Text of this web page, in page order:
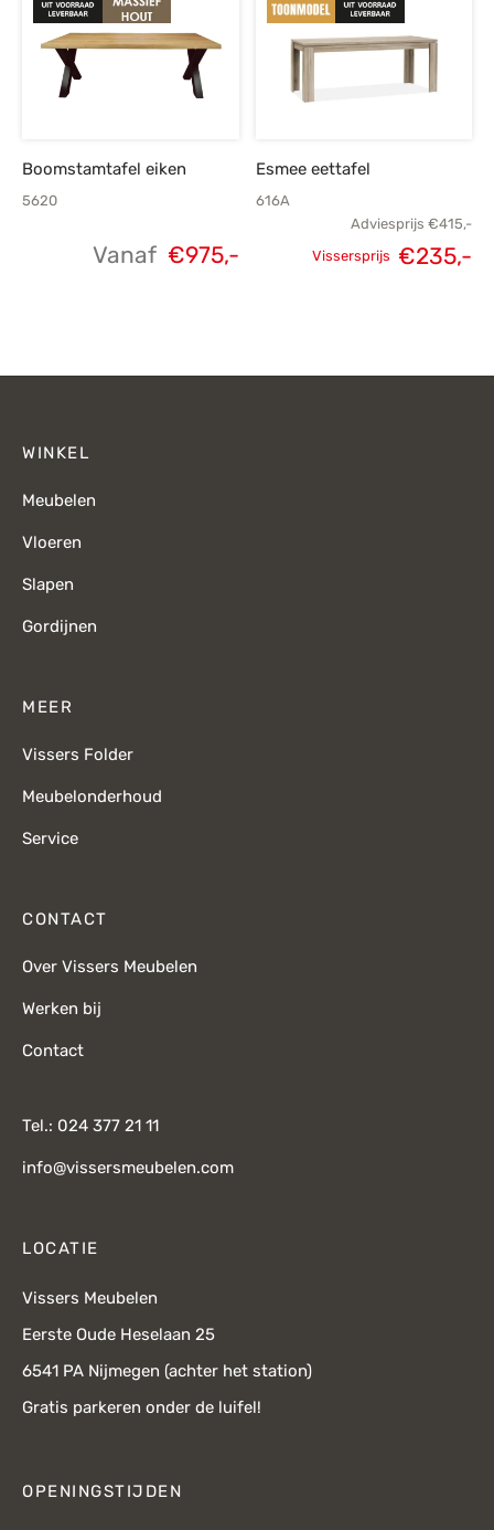
Boomstamtafel eiken
5620
Vanaf €975,-
Esmee eettafel
616A
Adviesprijs €415,-
Vissersprijs €235,-
WINKEL
Meubelen
Vloeren
Slapen
Gordijnen
MEER
Vissers Folder
Meubelonderhoud
Service
CONTACT
Over Vissers Meubelen
Werken bij
Contact
Tel.: 024 377 21 11
info@vissersmeubelen.com
LOCATIE
Vissers Meubelen
Eerste Oude Heselaan 25
6541 PA Nijmegen (achter het station)
Gratis parkeren onder de luifel!
OPENINGSTIJDEN